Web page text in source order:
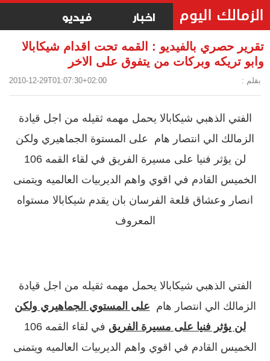
اخبار فيديو
تقرير حصري بالفيديو : القمه تحت اقدام شيكابالا
وابو تريكه وبركات من يتفوق على الاخر
بقلم : 2010-12-29T01:07:30+02:00
الفتي الذهبي شيكابالا يحمل مهمه ثقيله من اجل قيادة
الزمالك الي انتصار هام على المستوة الجماهيري ولكن
لن يؤثر فنيا على مسيرة الفريق في لقاء القمه 106
الخميس القادم في اقوي واهم الديربيات العالميه ويتمنى
انصار وعشاق قلعة الفرسان بان يقدم شيكابالا مستواه
المعروف
الفتي الذهبي شيكابالا يحمل مهمه ثقيله من اجل قيادة
الزمالك الي انتصار هام على المستوي الجماهيري ولكن
لن يؤثر فنيا على مسيرة الفريق
في لقاء القمه 106
الخميس القادم في اقوي واهم الديربيات العالميه ويتمنى